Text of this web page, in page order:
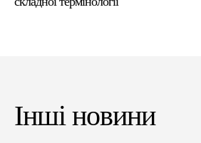
Інші новини